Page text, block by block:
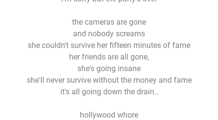
the cameras are gone
and nobody screams
she couldn't survive her fifteen minutes of fame
her friends are all gone,
she's going insane
she'll never survive without the money and fame
it's all going down the drain..
hollywood whore